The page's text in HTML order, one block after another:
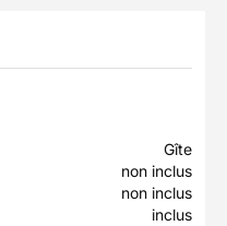
Gîte
non inclus
non inclus
inclus